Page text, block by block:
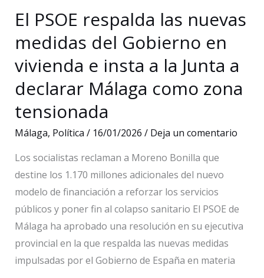
aportaría
millones
más
al
a
Málaga
El PSOE respalda las nuevas
medidas del Gobierno en
vivienda e insta a la Junta a
declarar Málaga como zona
tensionada
Málaga, Política / 16/01/2026 / Deja un comentario
Los socialistas reclaman a Moreno Bonilla que
destine los 1.170 millones adicionales del nuevo
modelo de financiación a reforzar los servicios
públicos y poner fin al colapso sanitario El PSOE de
Málaga ha aprobado una resolución en su ejecutiva
provincial en la que respalda las nuevas medidas
impulsadas por el Gobierno de España en materia